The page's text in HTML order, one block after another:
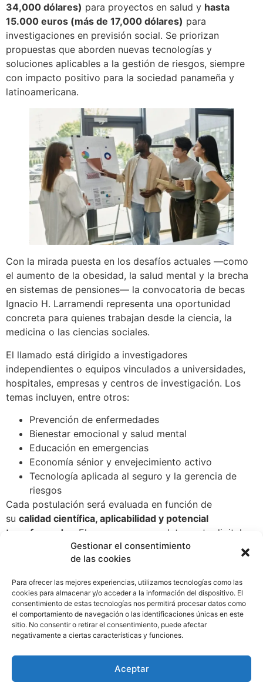
Gestionar el consentimiento
de las cookies
Para ofrecer las mejores experiencias, utilizamos tecnologías como las
cookies para almacenar y/o acceder a la información del dispositivo. El
consentimiento de estas tecnologías nos permitirá procesar datos como
el comportamiento de navegación o las identificaciones únicas en este
sitio. No consentir o retirar el consentimiento, puede afectar
negativamente a ciertas características y funciones.
Aceptar
34,000 dólares) para proyectos en salud y hasta
15.000 euros (más de 17,000 dólares) para
investigaciones en previsión social. Se priorizan
propuestas que aborden nuevas tecnologías y
soluciones aplicables a la gestión de riesgos, siempre
con impacto positivo para la sociedad panameña y
latinoamericana.
Con la mirada puesta en los desafíos actuales —como
el aumento de la obesidad, la salud mental y la brecha
en sistemas de pensiones— la convocatoria de becas
Ignacio H. Larramendi representa una oportunidad
concreta para quienes trabajan desde la ciencia, la
medicina o las ciencias sociales.
El llamado está dirigido a investigadores
independientes o equipos vinculados a universidades,
hospitales, empresas y centros de investigación. Los
temas incluyen, entre otros:
Prevención de enfermedades
Bienestar emocional y salud mental
Educación en emergencias
Economía sénior y envejecimiento activo
Tecnología aplicada al seguro y la gerencia de
riesgos
Cada postulación será evaluada en función de
su calidad científica, aplicabilidad y potencial
transformador
. El proceso es completamente digital y
está abierto a investigadores de todo el mundo hasta
20 de octubre de 2025.
Las bases están disponibles en:
www.fundacionmapfre.org/premios-
ayudas/investigacion-ignacio-larramendi
WhatsApp
Compartir
Etiquetadobecas de investigación,Fundación Mapfre